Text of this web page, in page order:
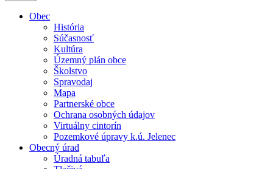
Obec
História
Súčasnosť
Kultúra
Územný plán obce
Školstvo
Spravodaj
Mapa
Partnerské obce
Ochrana osobných údajov
Virtuálny cintorín
Pozemkové úpravy k.ú. Jelenec
Obecný úrad
Úradná tabuľa